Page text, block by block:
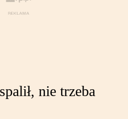
nie trzeba